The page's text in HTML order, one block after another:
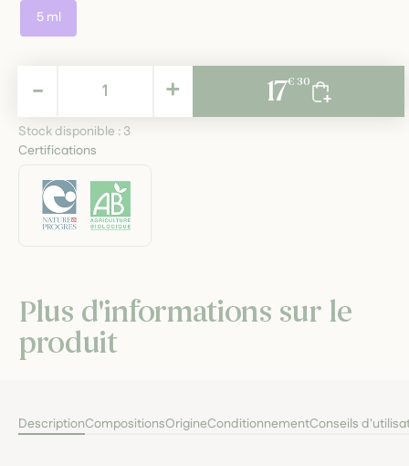
5 ml
17,30 € +
- 17€ 30
Stock disponible : 3
Certifications
Plus d'informations sur le
produit
DescriptionCompositionsOrigineConditionnementConseils